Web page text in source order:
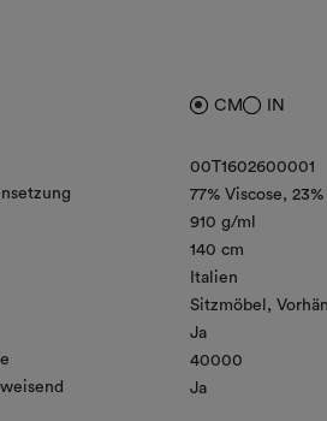
CM IN
00T1602600001
77% Viscose
910 g/ml
140 cm
Italien
Sitzmöbel
Ja
40000
Ja